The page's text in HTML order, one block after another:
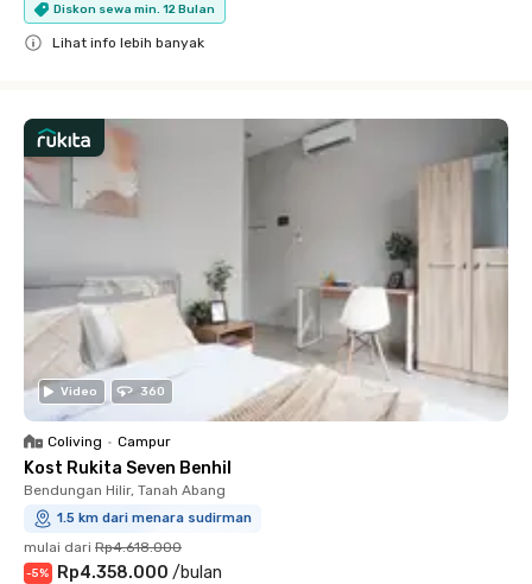
Diskon sewa min. 12 Bulan
Lihat info lebih banyak
Video 360
Coliving • Campur
Kost Rukita Seven Benhil
Bendungan Hilir, Tanah Abang
1.5 km dari menara sudirman
mulai dari Rp4.618.000
-5% Rp4.358.000 /bulan